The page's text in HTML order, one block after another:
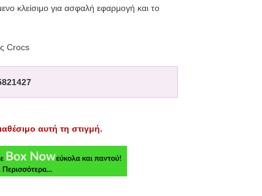
κλείσιμο για ασφαλή εφαρμογή και το
Crocs
αυτή τη στιγμή.